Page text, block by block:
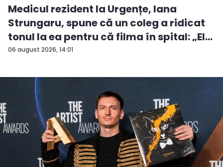
06 august 2026, 14:01
Medicul rezident la Urgențe, Iana
Strungaru, spune că un coleg a ridicat
tonul la ea pentru că filma în spital: „El
a...